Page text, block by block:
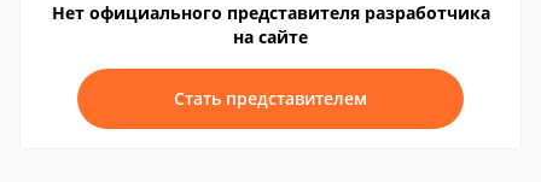
Нет официального представителя разработчика
на сайте
Стать представителем